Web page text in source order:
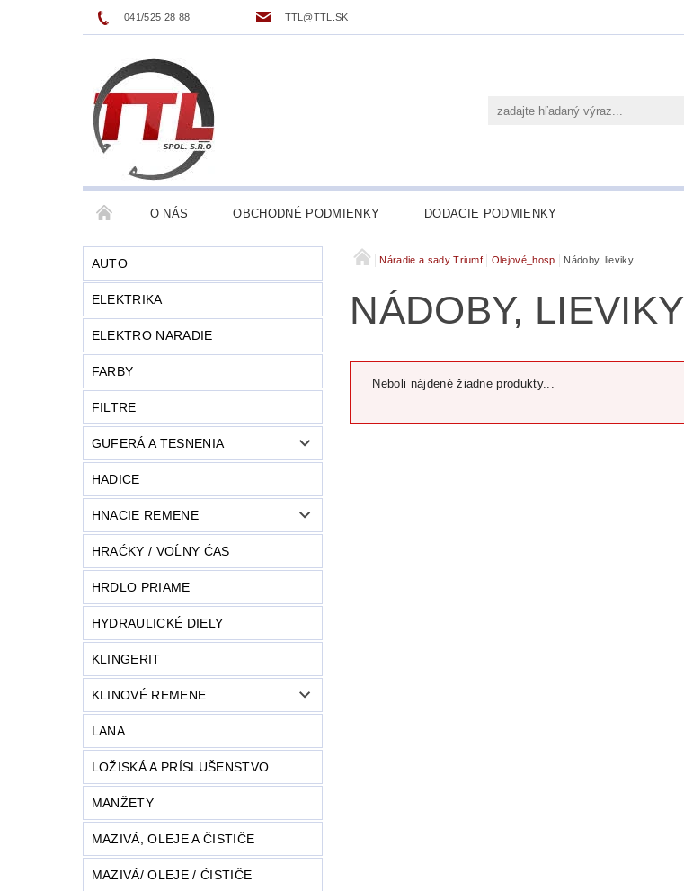
041/525 28 88 TTL@TTL.SK
O NÁS OBCHODNÉ PODMIENKY DODACIE PODMIENKY
AUTO
ELEKTRIKA
ELEKTRO NARADIE
FARBY
FILTRE
GUFERÁ A TESNENIA
HADICE
HNACIE REMENE
HRAĆKY / VOĹNY ĆAS
HRDLO PRIAME
HYDRAULICKÉ DIELY
KLINGERIT
KLINOVÉ REMENE
LANA
LOŽISKÁ A PRÍSLUŠENSTVO
MANŽETY
MAZIVÁ, OLEJE A ČISTIČE
MAZIVÁ/ OLEJE / ĆISTIČE
Náradie a sady Triumf Olejové_hosp Nádoby, lieviky
NÁDOBY, LIEVIKY
Neboli nájdené žiadne produkty...